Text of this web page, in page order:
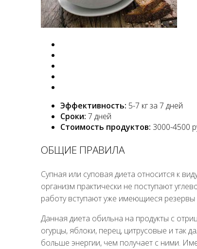
Эффективность: 5-7 кг за 7 дней
Сроки: 7 дней
Стоимость продуктов: 3000-4500
ОБЩИЕ ПРАВИЛА
Супная или суповая диета относится к
организм практически не поступают
работу вступают уже имеющиеся резервы
Данная диета обильна на продукты с
огурцы, яблоки, перец, цитрусовые и так
больше энергии, чем получает с ними.